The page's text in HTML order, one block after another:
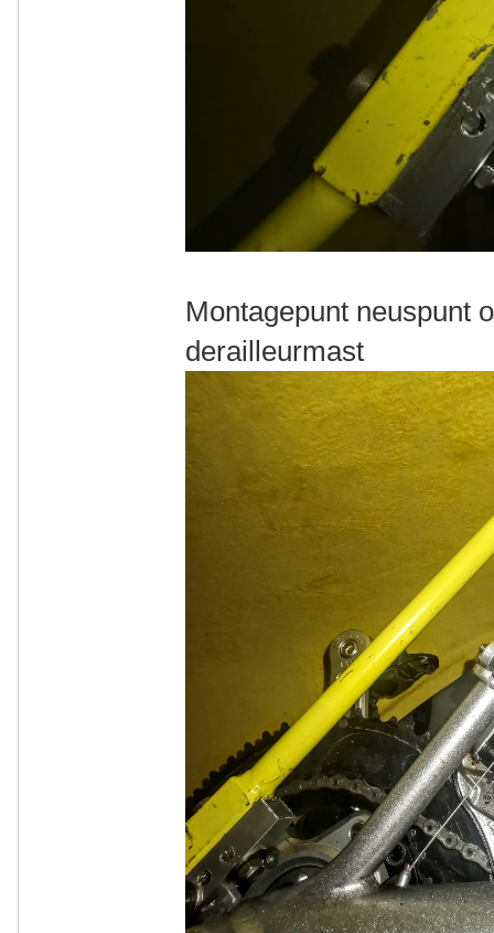
Montagepunt neuspunt
derailleurmast